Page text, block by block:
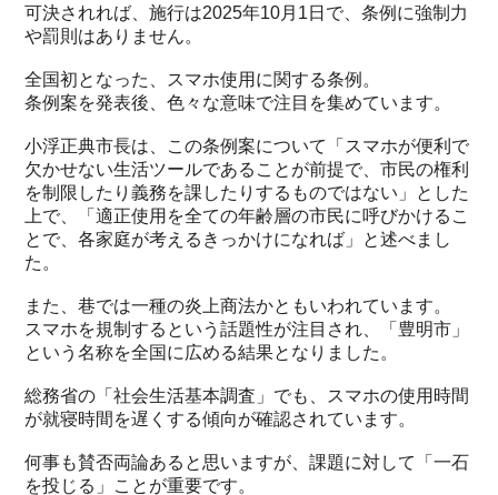
可決されれば、施行は2025年10月1日で、条例に強制力
や罰則はありません。
全国初となった、スマホ使用に関する条例。
条例案を発表後、色々な意味で注目を集めています。
小浮正典市長は、この条例案について「スマホが便利で
欠かせない生活ツールであることが前提で、市民の権利
を制限したり義務を課したりするものではない」とした
上で、「適正使用を全ての年齢層の市民に呼びかけるこ
とで、各家庭が考えるきっかけになれば」と述べまし
た。
また、巷では一種の炎上商法かともいわれています。
スマホを規制するという話題性が注目され、「豊明市」
という名称を全国に広める結果となりました。
総務省の「社会生活基本調査」でも、スマホの使用時間
が就寝時間を遅くする傾向が確認されています。
何事も賛否両論あると思いますが、課題に対して「一石
を投じる」ことが重要です。